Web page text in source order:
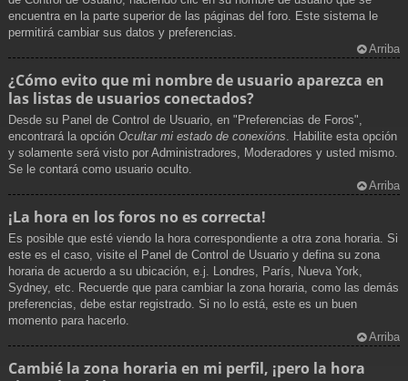
encuentra en la parte superior de las páginas del foro. Este sistema le
permitirá cambiar sus datos y preferencias.
Arriba
¿Cómo evito que mi nombre de usuario aparezca en
las listas de usuarios conectados?
Desde su Panel de Control de Usuario, en "Preferencias de Foros",
encontrará la opción Ocultar mi estado de conexións. Habilite esta opción
y solamente será visto por Administradores, Moderadores y usted mismo.
Se le contará como usuario oculto.
Arriba
¡La hora en los foros no es correcta!
Es posible que esté viendo la hora correspondiente a otra zona horaria. Si
este es el caso, visite el Panel de Control de Usuario y defina su zona
horaria de acuerdo a su ubicación, e.j. Londres, París, Nueva York,
Sydney, etc. Recuerde que para cambiar la zona horaria, como las demás
preferencias, debe estar registrado. Si no lo está, este es un buen
momento para hacerlo.
Arriba
Cambié la zona horaria en mi perfil, ¡pero la hora